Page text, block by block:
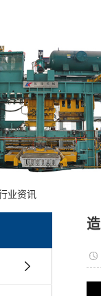
业资讯